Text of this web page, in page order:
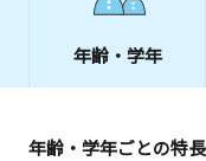
年齢・学年
年齢・学年ごとの特長